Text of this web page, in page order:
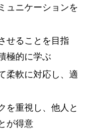
ュニケーションを
せることを目指
極的に学ぶ
柔軟に対応し、適
を重視し、他人と
が得意